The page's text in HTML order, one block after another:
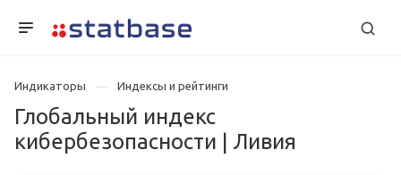
Индикаторы Индексы и рейтинги
Глобальный индекс
кибербезопасности | Ливия